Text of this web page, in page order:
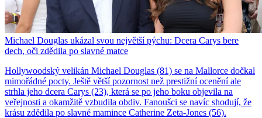
Michael Douglas ukázal svou největší pýchu: Dcera Carys bere
dech, oči zdědila po slavné matce
Hollywoodský velikán Michael Douglas (81) se na Mallorce dočkal
mimořádné pocty. Ještě větší pozornost než prestižní ocenění ale
strhla jeho dcera Carys (23), která se po jeho boku objevila na
veřejnosti a okamžitě vzbudila obdiv. Fanoušci se navíc shodují, že
krásu zdědila po slavné mamince Catherine Zeta-Jones (56).